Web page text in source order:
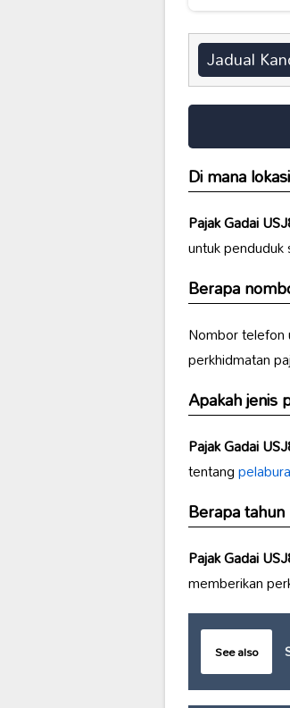
Jadual
Di mana lokasi
Pajak Gadai
untuk penduduk
Berapa
Nombor telefon
perkhidmatan
Apakah jenis
Pajak Gadai
tentang
Berapa
Pajak Gadai
memberikan
See also